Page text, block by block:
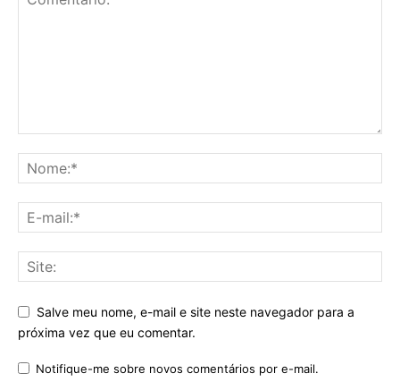
Salve meu nome, e-mail e site neste navegador para a
próxima vez que eu comentar.
Notifique-me sobre novos comentários por e-mail.